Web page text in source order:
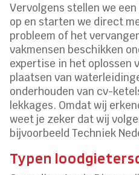
Vervolgens stellen we
op en starten we direct
probleem of het
vakmensen beschikken
expertise in het oplossen
plaatsen van
onderhouden van cv-
lekkages. Omdat wij
weet je zeker dat wij
bijvoorbeeld Techniek
Typen